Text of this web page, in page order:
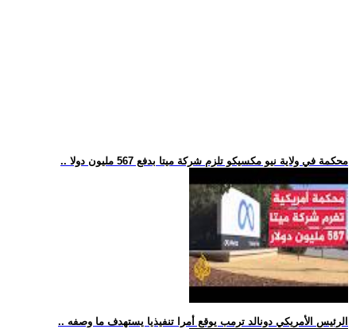
.. محكمة في ولاية نيو مكسيكو تلزم شركة ميتا بدفع 567 مليون دولا
.. الرئيس الأمريكي دونالد ترمب يوقع أمرا تنفيذيا يستهدف ما وصفه